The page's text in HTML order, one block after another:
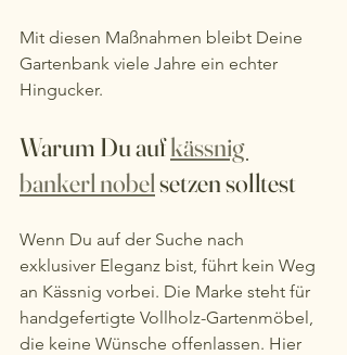
Mit diesen Maßnahmen bleibt Deine
Gartenbank viele Jahre ein echter
Hingucker.
Warum Du auf kässnig
bankerl nobel setzen solltest
Wenn Du auf der Suche nach
exklusiver Eleganz bist, führt kein Weg
an Kässnig vorbei. Die Marke steht für
handgefertigte Vollholz-Gartenmöbel,
die keine Wünsche offenlassen. Hier